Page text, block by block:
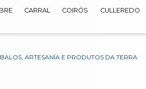
CARRAL COIRÓS CULLEREDO
ARTESANÍA E PRODUTOS DA TERRA